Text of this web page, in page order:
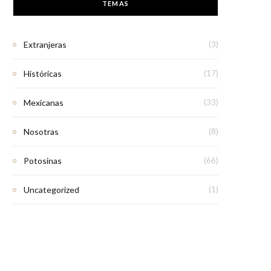
TEMAS
Extranjeras (3)
Históricas (17)
Mexicanas (33)
Nosotras (8)
Potosinas (66)
Uncategorized (1)